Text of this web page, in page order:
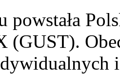
powstała
(GUST).